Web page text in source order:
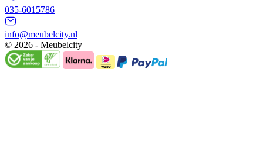
035-6015786
info@meubelcity.nl
© 2026 - Meubelcity